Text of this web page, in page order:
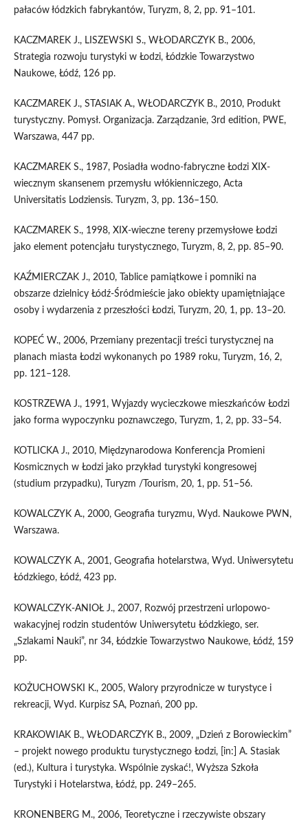
pałaców łódzkich fabrykantów, Turyzm, 8, 2, pp. 91–101.
KACZMAREK J., LISZEWSKI S., WŁODARCZYK B., 2006,
Strategia rozwoju turystyki w Łodzi, Łódzkie Towarzystwo
Naukowe, Łódź, 126 pp.
KACZMAREK J., STASIAK A., WŁODARCZYK B., 2010, Produkt
turystyczny. Pomysł. Organizacja. Zarządzanie, 3rd edition, PWE,
Warszawa, 447 pp.
KACZMAREK S., 1987, Posiadła wodno-fabryczne Łodzi XIX-
wiecznym skansenem przemysłu włókienniczego, Acta
Universitatis Lodziensis. Turyzm, 3, pp. 136–150.
KACZMAREK S., 1998, XIX-wieczne tereny przemysłowe Łodzi
jako element potencjału turystycznego, Turyzm, 8, 2, pp. 85–90.
KAŹMIERCZAK J., 2010, Tablice pamiątkowe i pomniki na
obszarze dzielnicy Łódź-Śródmieście jako obiekty upamiętniające
osoby i wydarzenia z przeszłości Łodzi, Turyzm, 20, 1, pp. 13–20.
KOPEĆ W., 2006, Przemiany prezentacji treści turystycznej na
planach miasta Łodzi wykonanych po 1989 roku, Turyzm, 16, 2,
pp. 121–128.
KOSTRZEWA J., 1991, Wyjazdy wycieczkowe mieszkańców Łodzi
jako forma wypoczynku poznawczego, Turyzm, 1, 2, pp. 33–54.
KOTLICKA J., 2010, Międzynarodowa Konferencja Promieni
Kosmicznych w Łodzi jako przykład turystyki kongresowej
(studium przypadku), Turyzm /Tourism, 20, 1, pp. 51–56.
KOWALCZYK A., 2000, Geografia turyzmu, Wyd. Naukowe PWN,
Warszawa.
KOWALCZYK A., 2001, Geografia hotelarstwa, Wyd. Uniwersytetu
Łódzkiego, Łódź, 423 pp.
KOWALCZYK-ANIOŁ J., 2007, Rozwój przestrzeni urlopowo-
wakacyjnej rodzin studentów Uniwersytetu Łódzkiego, ser.
„Szlakami Nauki”, nr 34, Łódzkie Towarzystwo Naukowe, Łódź, 159
pp.
KOŻUCHOWSKI K., 2005, Walory przyrodnicze w turystyce i
rekreacji, Wyd. Kurpisz SA, Poznań, 200 pp.
KRAKOWIAK B., WŁODARCZYK B., 2009, „Dzień z Borowieckim”
– projekt nowego produktu turystycznego Łodzi, [in:] A. Stasiak
(ed.), Kultura i turystyka. Wspólnie zyskać!, Wyższa Szkoła
Turystyki i Hotelarstwa, Łódź, pp. 249–265.
KRONENBERG M., 2006, Teoretyczne i rzeczywiste obszary